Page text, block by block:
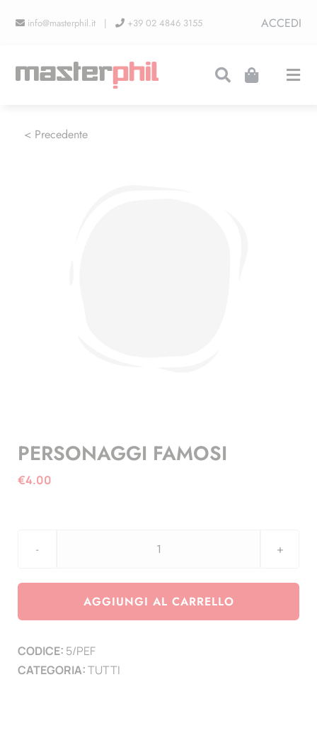
info@masterphil.it | +39 02 4846 3155 ACCEDI
< Precedente
PERSONAGGI FAMOSI
€4.00
PERSONAGGI
quantità
AGGIUNGI AL CARRELLO
CODICE: 5/PEF
CATEGORIA:TUTTI